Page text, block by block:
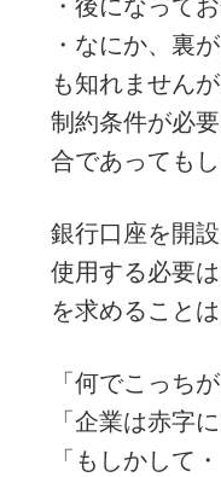
・後になって
・なにか、裏
も知れません
制約条件が必
合であっても
銀行口座を開
使用する必要
を求めること
「何でこっち
「企業は赤字
「もしかして